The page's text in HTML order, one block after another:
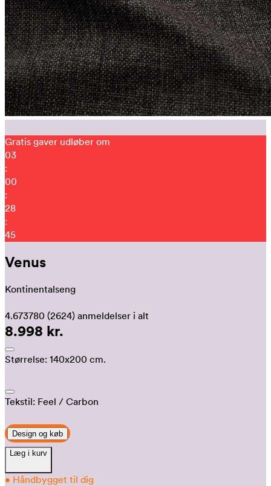
Gratis gaver udløber om
03
:
00
:
28
:
36
Venus
Kontinentalseng
4.673780 (2624) anmeldelser i alt
8.998 kr.
Størrelse: 140x200 cm.
Tekstil: Feel / Carbon
Design og køb
Læg i kurv
• Håndbygget til dig